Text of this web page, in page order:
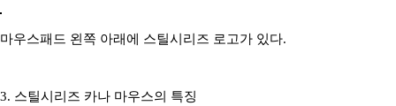
마우스패드 왼쪽 아래에 스틸시리즈 로고가 있다.
3. 스틸시리즈 카나 마우스의 특징